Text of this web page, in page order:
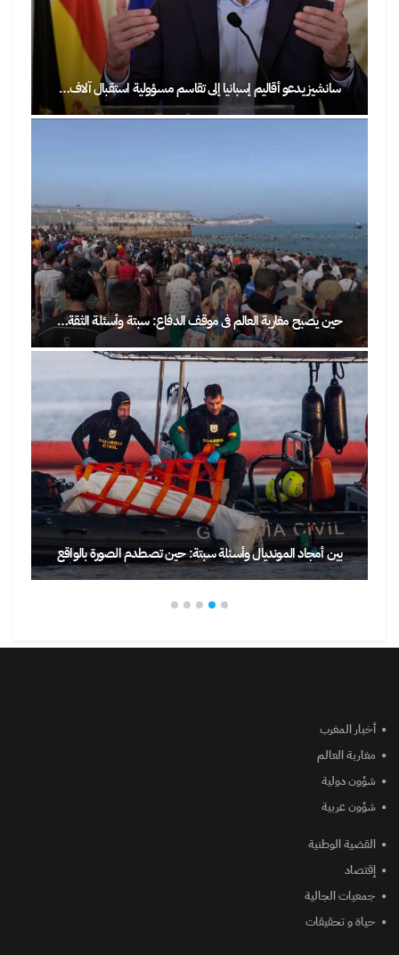
سانشيز يدعو أقاليم إسبانيا إلى تقاسم مسؤولية استقبال آلاف…
حين يصبح مغاربة العالم في موقف الدفاع: سبتة وأسئلة الثقة…
بين أمجاد المونديال وأسئلة سبتة: حين تصطدم الصورة بالواقع
أخبار المغرب
مغاربة العالم
شؤون دولية
شؤون عربية
القضية الوطنية
إقتصاد
جمعيات الجالية
حياة و تحقيقات